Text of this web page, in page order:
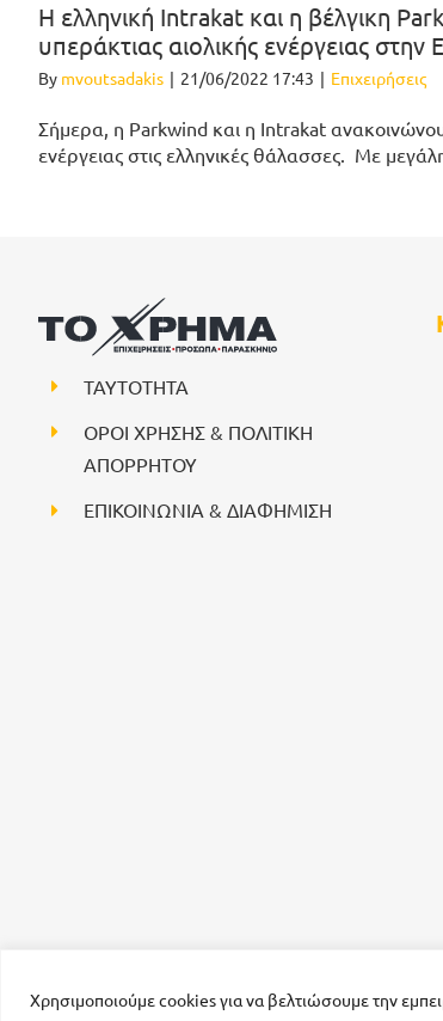
Χρησιμοποιούμε cookies για να βελτιώσουμε την
Η ελληνική Intrakat και η βέλγικη
υπεράκτιας αιολικής ενέργειας στην
By mvoutsadakis | 21/06/2022 17:43 | Επιχειρήσεις
Σήμερα, η Parkwind και η Intrakat
ενέργειας στις ελληνικές θάλασσες. Με
ΤΑΥΤΟΤΗΤΑ
ΟΡΟΙ ΧΡΗΣΗΣ & ΠΟΛΙΤΙΚΗ
ΑΠΟΡΡΗΤΟΥ
ΕΠΙΚΟΙΝΩΝΙΑ & ΔΙΑΦΗΜΙΣΗ